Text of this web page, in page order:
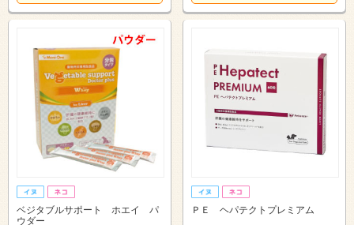
ベジタブルサポート ホエイ パ
ウダー
ＰＥ ヘパテクトプレミアム